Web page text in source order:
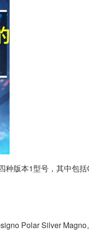
种版本1型号，其中包
Polar Silver